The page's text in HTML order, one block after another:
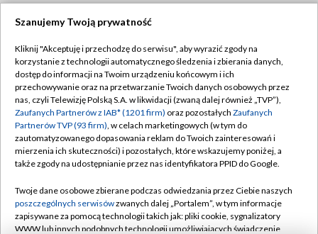
TVP
Abonament TVP
Emisja w TVP
Centrum informacji TVP
Naziemna Telewizja Cyfrowa
Rada Programowa
System NOS
Regulamin TVP
Polityka prywatności
Moje zgody
Pomoc
Kontakt
Szanujemy Twoją prywatność
Kliknij "Akceptuję i przechodzę do serwisu", aby wyrazić zgody na
korzystanie z technologii automatycznego śledzenia i zbierania danych,
dostęp do informacji na Twoim urządzeniu końcowym i ich
przechowywanie oraz na przetwarzanie Twoich danych osobowych przez
nas, czyli Telewizję Polską S.A. w likwidacji (zwaną dalej również „TVP”),
Zaufanych Partnerów z IAB* (1201 firm) oraz pozostałych Zaufanych
Partnerów TVP (93 firm), w celach marketingowych (w tym do
zautomatyzowanego dopasowania reklam do Twoich zainteresowań i
mierzenia ich skuteczności) i pozostałych, które wskazujemy poniżej, a
także zgody na udostępnianie przez nas identyfikatora PPID do Google.
Twoje dane osobowe zbierane podczas odwiedzania przez Ciebie naszych
poszczególnych serwisówzwanych dalej „Portalem”, w tym informacje
zapisywane za pomocą technologii takich jak: pliki cookie, sygnalizatory
WWW lub innych podobnych technologii umożliwiających świadczenie